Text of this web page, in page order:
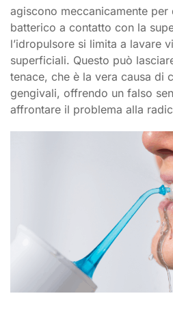
agiscono meccanicamente
batterico a contatto con la
l’idropulsore si limita a lavare
superficiali. Questo può
tenace, che è la vera causa di
gengivali, offrendo un falso
affrontare il problema alla